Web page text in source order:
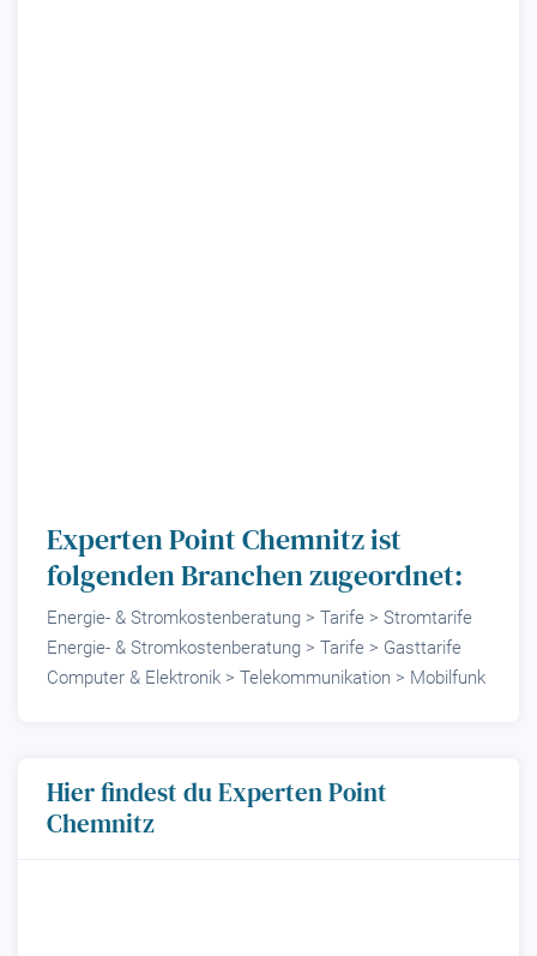
Experten Point Chemnitz ist
folgenden Branchen zugeordnet:
Energie- & Stromkostenberatung > Tarife > Stromtarife
Energie- & Stromkostenberatung > Tarife > Gasttarife
Computer & Elektronik > Telekommunikation > Mobilfunk
Hier findest du Experten Point
Chemnitz